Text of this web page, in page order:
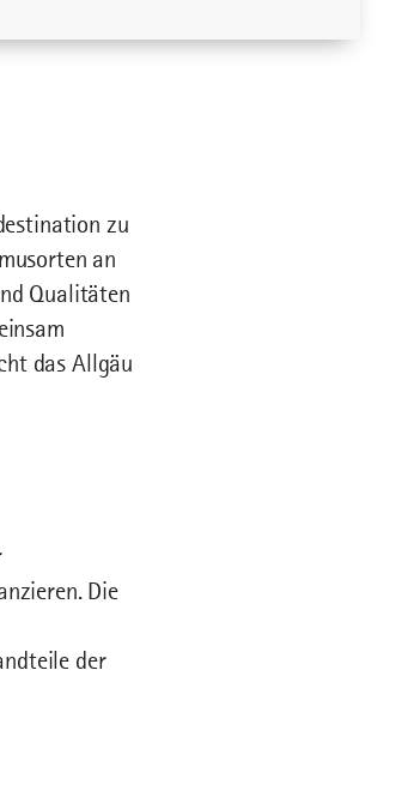
zu
an
Qualitäten
das Allgäu
Die
der